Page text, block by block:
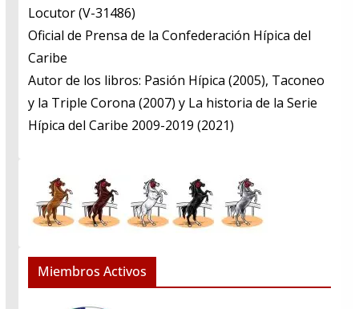
​Locutor (V-31486)
​Oficial de Prensa de la Confederación Hípica del
Caribe
​Autor de los libros: Pasión Hípica (2005), Taconeo
y la Triple Corona (2007) y La historia de la Serie
Hípica del Caribe 2009-2019 (2021)
Miembros Activos